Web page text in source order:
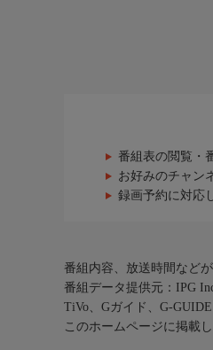
番組表の閲覧・
お好みのチャン
録画予約に対応
番組内容、放送時間など
番組データ提供元：IPG
TiVo、Gガイド、G-
このホームページに掲載